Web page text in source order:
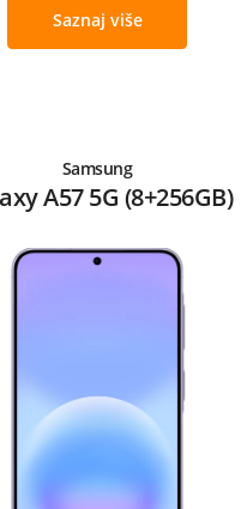
Saznaj više
Samsung
A57 5G (8+256GB)